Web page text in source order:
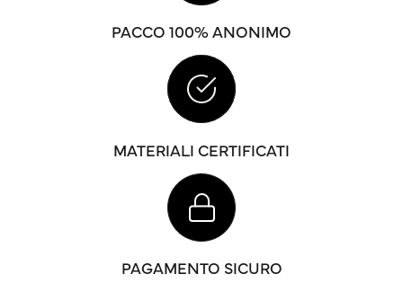
PACCO 100% ANONIMO
MATERIALI CERTIFICATI
PAGAMENTO SICURO